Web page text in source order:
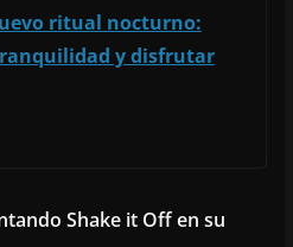
ritual nocturno:
y disfrutar
Shake it Off en su